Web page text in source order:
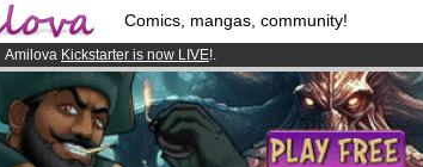
Comics, mangas, community!
Amilova Kickstarter is now LIVE!.
Already 100000membersand 1000comics & mangas!.
Premium membership from3.95 euros per month !Get